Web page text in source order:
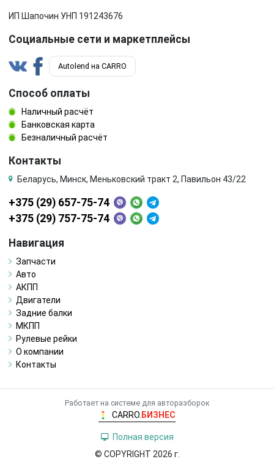
ИП Шапочин УНП 191243676
Социальные сети и маркетплейсы
Autolend на CARRO
Способ оплаты
Наличный расчёт
Банковская карта
Безналичный расчёт
Контакты
Беларусь, Минск, Меньковский тракт 2, Павильон 43/22
+375 (29) 657-75-74
+375 (29) 757-75-74
Навигация
Запчасти
Авто
АКПП
Двигатели
Задние балки
МКПП
Рулевые рейки
О компании
Контакты
Работает на системе для авторазборок
CARRO. БИЗНЕС
Полная версия
© COPYRIGHT 2026 г.